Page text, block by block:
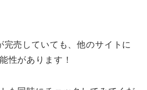
完売していても、他のサイトに
性があります！